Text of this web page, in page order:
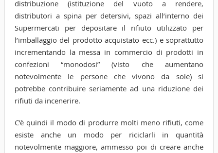
distribuzione (istituzione del vuoto a rendere,
distributori a spina per detersivi, spazi all’interno dei
Supermercati per depositare il rifiuto utilizzato per
l’imballaggio del prodotto acquistato ecc.) e soprattutto
incrementando la messa in commercio di prodotti in
confezioni “monodosi” (visto che aumentano
notevolmente le persone che vivono da sole) si
potrebbe contribuire seriamente ad una riduzione dei
rifiuti da incenerire.
C’è quindi il modo di produrre molti meno rifiuti, come
esiste anche un modo per riciclarli in quantità
notevolmente maggiore, ammesso poi di creare anche